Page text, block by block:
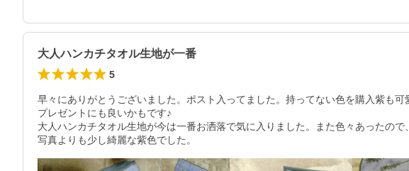
大人ハンカチタオル生地が一番
5
早々にありがとうございました。ポスト入ってました。持ってない色を購入紫も
プレゼントにも良いかもです♪
大人ハンカチタオル生地が今は一番お洒落で気に入りました。また色々あったの
写真よりも少し綺麗な紫色でした。